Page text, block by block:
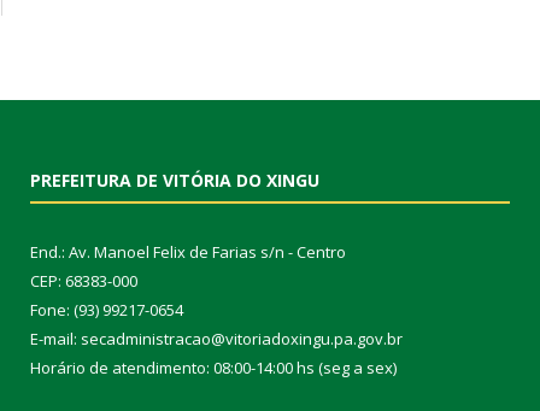
PREFEITURA DE VITÓRIA DO XINGU
End.: Av. Manoel Felix de Farias s/n - Centro
CEP: 68383-000
Fone: (93) 99217-0654
E-mail: secadministracao@vitoriadoxingu.pa.gov.br
Horário de atendimento: 08:00-14:00 hs (seg a sex)